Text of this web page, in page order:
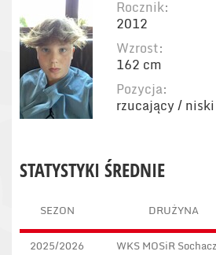
Rocznik:
2012
Wzrost:
162 cm
Pozycja:
rzucający /
STATYSTYKI ŚREDNIE
SEZON DRUŻYNA
2025/2026 WKS MOSiR